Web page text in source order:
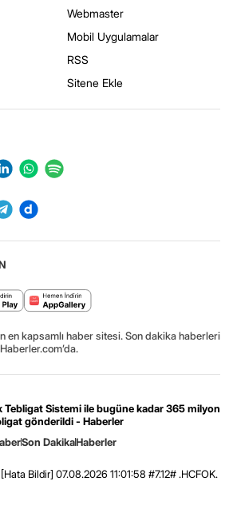
Webmaster
Mobil Uygulamalar
RSS
Sitene Ekle
en kapsamlı haber sitesi. Son dakika haberleri
Tebligat Sistemi ile bugüne kadar 365 milyon
gönderildi - Haberler
Son DakikaHaberler
[Hata Bildir] 07.08.2026 11:01:58 #7.12# .HCFOK.